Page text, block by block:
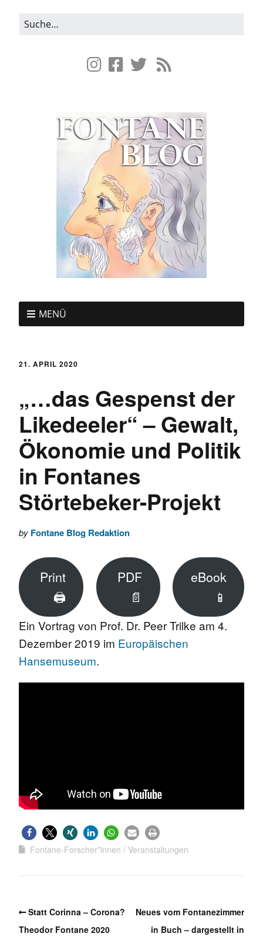
MENÜ
21. APRIL 2020
„…das Gespenst der
Likedeeler“ – Gewalt,
Ökonomie und Politik
in Fontanes
Störtebeker-Projekt
by Fontane Blog Redaktion
Print
🖨
PDF
📄
eBook
📱
Ein Vortrag von Prof. Dr. Peer Trilke am 4.
Dezember 2019 im Europäischen
Hansemuseum.
Fontane-Forscher*innen Veranstaltungen
Statt Corinna – Corona?
Theodor Fontane 2020
Neues vom Fontanezimmer
in Buch – dargestellt in